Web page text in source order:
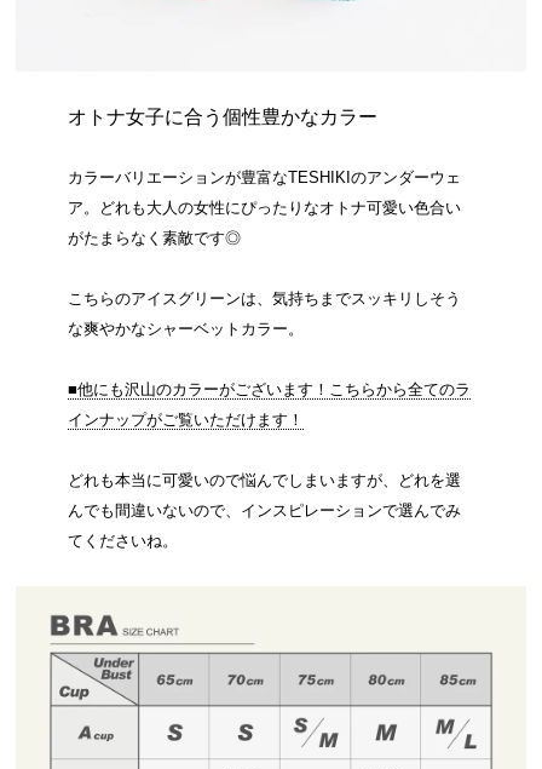
オトナ女子に合う個性豊かなカラー
カラーバリエーションが豊富なTESHIKIのアンダーウェ
ア。どれも大人の女性にぴったりなオトナ可愛い色合い
がたまらなく素敵です◎
こちらのアイスグリーンは、気持ちまでスッキリしそう
な爽やかなシャーベットカラー。
■他にも沢山のカラーがございます！こちらから全てのラ
インナップがご覧いただけます！
どれも本当に可愛いので悩んでしまいますが、どれを選
んでも間違いないので、インスピレーションで選んでみ
てくださいね。